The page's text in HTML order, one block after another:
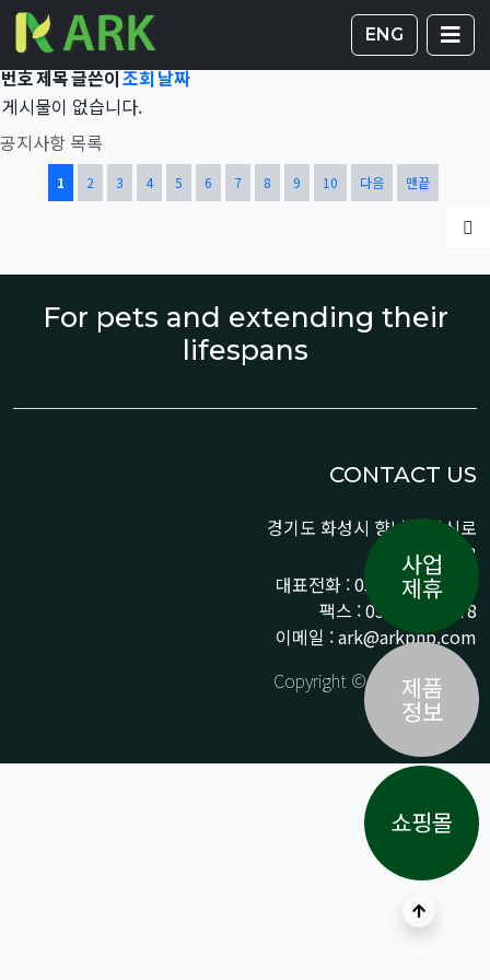
ENG
Total 41,933건1 페이지 게시판
공지사항 목록
번호제목글쓴이조회날짜
게시물이 없습니다.
열린
1 페이지
2
페이지3페이지4
페이지5페이지6
페이지7
페이지8
페이지9
페이지10
페이지 다음 맨끝
For pets and extending their
lifespans
CONTACT US
경기도 화성시 향남읍 상신로
290-13
대표전화 : 031-359-9776 /
팩스 : 031-359-9778
이메일 : ark@arkpnp.com
Copyright © ARK All Rights
Reserved.
상단으로
사업
제휴
제품
정보
쇼핑몰